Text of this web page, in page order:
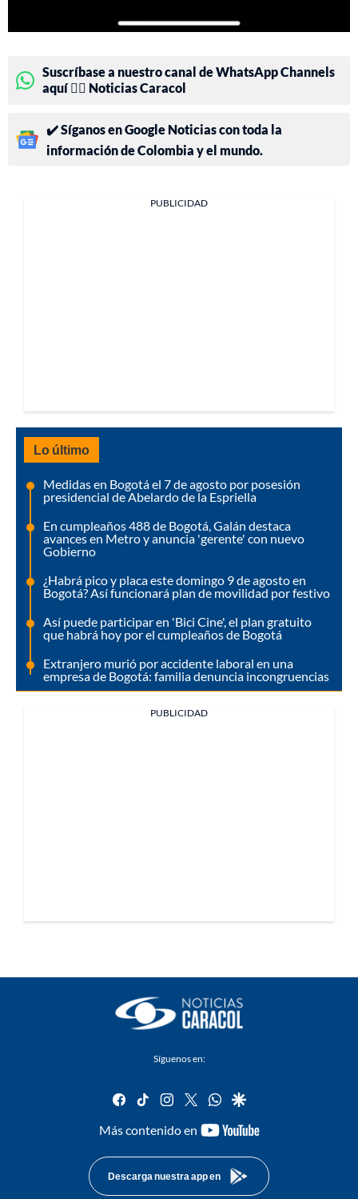
Suscríbase a nuestro canal de WhatsApp Channels
aquí 👉🏻 Noticias Caracol
✔️ Síganos en Google Noticias con toda la
información de Colombia y el mundo.
PUBLICIDAD
Lo último
Medidas en Bogotá el 7 de agosto por posesión
presidencial de Abelardo de la Espriella
En cumpleaños 488 de Bogotá, Galán destaca
avances en Metro y anuncia 'gerente' con nuevo
Gobierno
¿Habrá pico y placa este domingo 9 de agosto en
Bogotá? Así funcionará plan de movilidad por festivo
Así puede participar en 'Bici Cine', el plan gratuito
que habrá hoy por el cumpleaños de Bogotá
Extranjero murió por accidente laboral en una
empresa de Bogotá: familia denuncia incongruencias
PUBLICIDAD
Síguenos en:
facebook
tiktok instagram
twitterwhatsapp
google
Más contenido en
youtube-
Descarga nuestra app en